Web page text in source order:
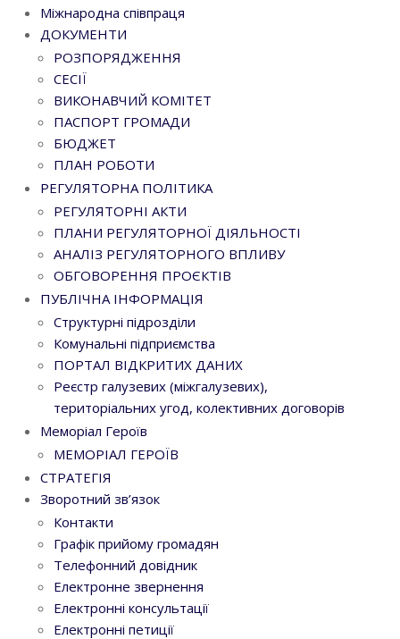
Міжнародна співпраця
ДОКУМЕНТИ
РОЗПОРЯДЖЕННЯ
СЕСІЇ
ВИКОНАВЧИЙ КОМІТЕТ
ПАСПОРТ ГРОМАДИ
БЮДЖЕТ
ПЛАН РОБОТИ
РЕГУЛЯТОРНА ПОЛІТИКА
РЕГУЛЯТОРНІ АКТИ
ПЛАНИ РЕГУЛЯТОРНОЇ ДІЯЛЬНОСТІ
АНАЛІЗ РЕГУЛЯТОРНОГО ВПЛИВУ
ОБГОВОРЕННЯ ПРОЄКТІВ
ПУБЛІЧНА ІНФОРМАЦІЯ
Структурні підрозділи
Комунальні підприємства
ПОРТАЛ ВІДКРИТИХ ДАНИХ
Реєстр галузевих (міжгалузевих),
територіальних угод, колективних договорів
Меморіал Героїв
МЕМОРІАЛ ГЕРОЇВ
СТРАТЕГІЯ
Зворотний зв’язок
Контакти
Графік прийому громадян
Телефонний довідник
Електронне звернення
Електронні консультації
Електронні петиції